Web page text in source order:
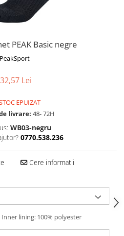
PEAK Basic negre
PeakSport
32,57 Lei
EPUIZAT
livrare: 48- 72H
WB03-negru
0770.538.236
Cere informatii
lining: 100% polyester